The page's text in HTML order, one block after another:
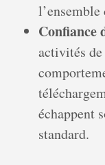
Confiance
activités
échappent
standard.